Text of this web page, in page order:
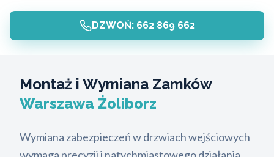
DZWOŃ: 662 869 662
Montaż i Wymiana Zamków
Warszawa Żoliborz
Wymiana zabezpieczeń w drzwiach wejściowych